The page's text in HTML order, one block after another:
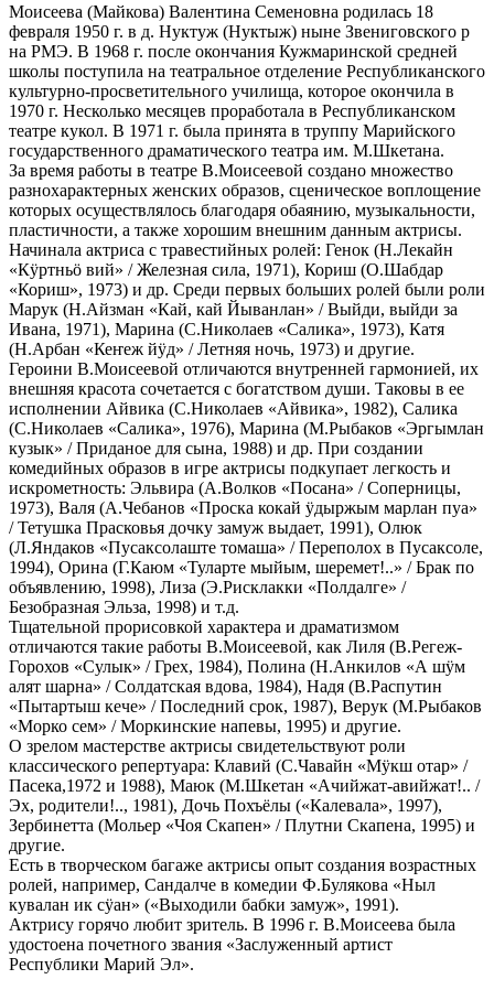
Моисеева (Майкова) Валентина Семеновна родилась 18
февраля 1950 г. в д. Нуктуж (Нуктыж) ныне Звениговского р
на РМЭ. В 1968 г. после окончания Кужмаринской средней
школы поступила на театральное отделение Республиканского
культурно-просветительного училища, которое окончила в
1970 г. Несколько месяцев проработала в Республиканском
театре кукол. В 1971 г. была принята в труппу Марийского
государственного драматического театра им. М.Шкетана.
За время работы в театре В.Моисеевой создано множество
разнохарактерных женских образов, сценическое воплощение
которых осуществлялось благодаря обаянию, музыкальности,
пластичности, а также хорошим внешним данным актрисы.
Начинала актриса с травестийных ролей: Генок (Н.Лекайн
«Кӱртньӧ вий» / Железная сила, 1971), Кориш (О.Шабдар
«Кориш», 1973) и др. Среди первых больших ролей были роли
Марук (Н.Айзман «Кай, кай Йыванлан» / Выйди, выйди за
Ивана, 1971), Марина (С.Николаев «Салика», 1973), Катя
(Н.Арбан «Кеҥеж йӱд» / Летняя ночь, 1973) и другие.
Героини В.Моисеевой отличаются внутренней гармонией, их
внешняя красота сочетается с богатством души. Таковы в ее
исполнении Айвика (С.Николаев «Айвика», 1982), Салика
(С.Николаев «Салика», 1976), Марина (М.Рыбаков «Эргымлан
кузык» / Приданое для сына, 1988) и др. При создании
комедийных образов в игре актрисы подкупает легкость и
искрометность: Эльвира (А.Волков «Посана» / Соперницы,
1973), Валя (А.Чебанов «Проска кокай ӱдыржым марлан пуа»
/ Тетушка Прасковья дочку замуж выдает, 1991), Олюк
(Л.Яндаков «Пусаксолаште томаша» / Переполох в Пусаксоле,
1994), Орина (Г.Каюм «Туларте мыйым, шеремет!..» / Брак по
объявлению, 1998), Лиза (Э.Рисклакки «Полдалге» /
Безобразная Эльза, 1998) и т.д.
Тщательной прорисовкой характера и драматизмом
отличаются такие работы В.Моисеевой, как Лиля (В.Регеж-
Горохов «Сулык» / Грех, 1984), Полина (Н.Анкилов «А шӱм
алят шарна» / Солдатская вдова, 1984), Надя (В.Распутин
«Пытартыш кече» / Последний срок, 1987), Верук (М.Рыбаков
«Морко сем» / Моркинские напевы, 1995) и другие.
О зрелом мастерстве актрисы свидетельствуют роли
классического репертуара: Клавий (С.Чавайн «Мӱкш отар» /
Пасека,1972 и 1988), Маюк (М.Шкетан «Ачийжат-авийжат!.. /
Эх, родители!.., 1981), Дочь Похъёлы («Калевала», 1997),
Зербинетта (Мольер «Чоя Скапен» / Плутни Скапена, 1995) и
другие.
Есть в творческом багаже актрисы опыт создания возрастных
ролей, например, Сандалче в комедии Ф.Булякова «Ныл
кувалан ик сӱан» («Выходили бабки замуж», 1991).
Актрису горячо любит зритель. В 1996 г. В.Моисеева была
удостоена почетного звания «Заслуженный артист
Республики Марий Эл».